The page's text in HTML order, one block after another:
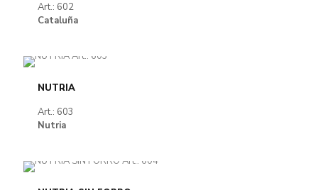
Art.: 602
Cataluña
NUTRIA
Art.: 603
Nutria